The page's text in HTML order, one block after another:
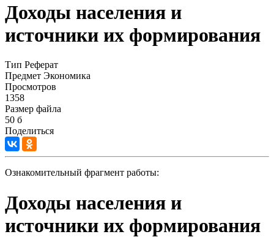
Доходы населения и
источники их формирования
Тип Реферат
Предмет Экономика
Просмотров
1358
Размер файла
50 б
Поделиться
Ознакомительный фрагмент работы:
Доходы населения и
источники их формирования